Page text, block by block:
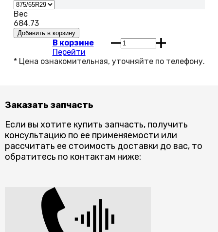
Вес
684.73
В корзине
Перейти
Заказать запчасть
Если вы хотите купить запчасть, получить
консультацию по ее применяемости или
рассчитать ее стоимость доставки до вас, то
обратитесь по контактам ниже: